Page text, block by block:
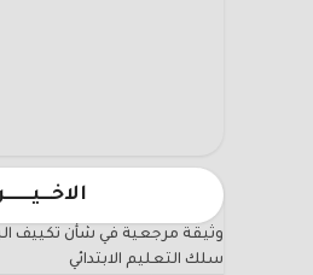
وثيقة مرجعية في شأن تكييف
سلك التعليم الابتدائي